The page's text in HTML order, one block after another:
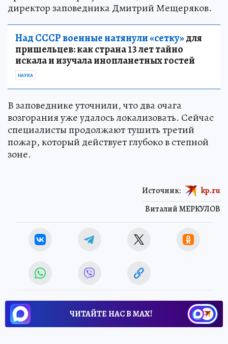
директор заповедника Дмитрий Мещеряков.
Над СССР военные натянули «сетку»для
пришельцев: как страна 13 лет тайно
искала и изучала инопланетных гостей
НАУКА
В заповеднике уточнили, что два очага
возгорания уже удалось локализовать. Сейчас
специалисты продолжают тушить третий
пожар, который действует глубоко в степной
зоне.
Виталий МЕРКУЛОВ
Источник: kp.ru
ЧИТАЙТЕ НАС В МАХ!